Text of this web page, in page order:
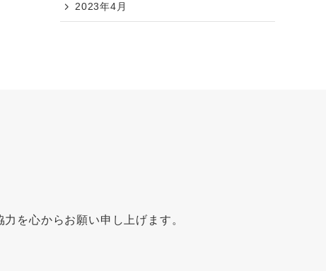
2023年4月
を心からお願い申し上げます。